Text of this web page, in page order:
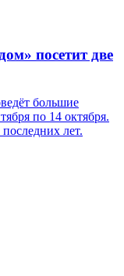
посетит две
большие
по 14 октября.
лет.